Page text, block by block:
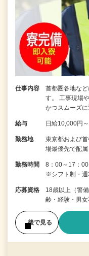
仕事内容
首都圏各地な
す。 工事現場
かつスムーズ
給与 日給10,000円
勤務地
東京都および
場最優先で配属
勤務時間
8：00～17：
※シフト制・
応募資格
18歳以上（警
齢・経験・男女
後で見る